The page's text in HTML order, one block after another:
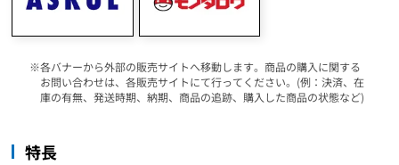
各バナーから外部の販売サイトへ移動します。商品の購入に関する
お問い合わせは、各販売サイトにて行ってください。(例：決済、在
庫の有無、発送時期、納期、商品の追跡、購入した商品の状態など)
特長